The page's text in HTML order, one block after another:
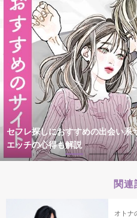
セフレ探しにおすすめの出会い
エッチの心得も解説
関連
オトナ